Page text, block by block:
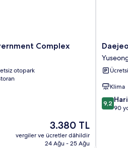
Complex
otopark
Güncel
fiyat:
3.380 TL
3.380 TL
vergiler ve ücretler dâhildir
24 Ağu - 25 Ağu
Daejeon
Nakwon
Onsen
Klima
10
9,2
90